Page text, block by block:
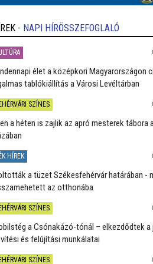
- NAPI HÍRÖSSZEFOGLALÓ
élet a középkori Magyarországon
tablókiállítás a Városi Levéltárban
SZÍNES
a héten is zajlik az apró mesterek tábora
HÍREK
a tüzet Székesfehérvár határában -
az otthonába
SZÍNES
a Csónakázó-tónál – elkezdődtek a
és felújítási munkálatai
SZÍNES